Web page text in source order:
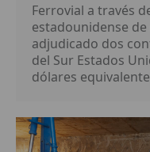
Ferrovial a través
estadounidense
adjudicado dos
del Sur Estados
dólares